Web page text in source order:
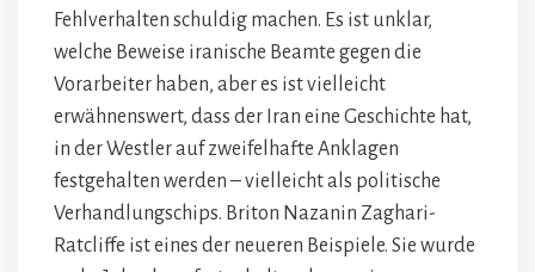
Fehlverhalten schuldig machen. Es ist unklar,
welche Beweise iranische Beamte gegen die
Vorarbeiter haben, aber es ist vielleicht
erwähnenswert, dass der Iran eine Geschichte hat,
in der Westler auf zweifelhafte Anklagen
festgehalten werden – vielleicht als politische
Verhandlungschips. Briton Nazanin Zaghari-
Ratcliffe ist eines der neueren Beispiele. Sie wurde